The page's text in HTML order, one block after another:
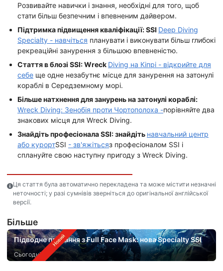
Розвивайте навички і знання, необхідні для того, щоб
стати більш безпечним і впевненим дайвером.
Підтримка підвищення кваліфікації: SSI Deep Diving
Specialty - навчіться планувати і виконувати більш глибокі
рекреаційні занурення з більшою впевненістю.
Стаття в блозі SSI: Wreck Diving на Кіпрі - відкрийте для
себе ще одне незабутнє місце для занурення на затонулі
кораблі в Середземному морі.
Більше натхнення для занурень на затонулі кораблі:
Wreck Diving: Зенобія проти Чортополоха -порівняйте два
знакових місця для Wreck Diving.
Знайдіть професіонала SSI: знайдіть навчальний центр
або курортSSI - зв'яжітьсяз професіоналом SSI і
сплануйте свою наступну пригоду з Wreck Diving.
Ця стаття була автоматично перекладена та може містити незначні
неточності; у разі сумнівів зверніться до оригінальної англійської
версії.
Бiльше
Підводне плавання з Full Face Mask: нова Specialty SSI
Сьогодні